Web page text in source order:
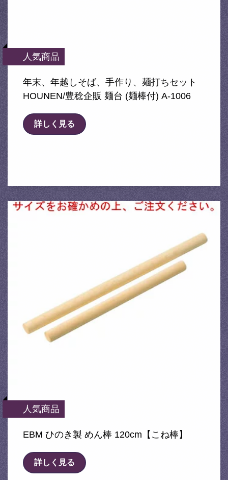
人気商品
年末、年越しそば、手作り、麺打ちセット
HOUNEN/豊稔企販 麺台 (麺棒付) A-1006
詳しく見る
人気商品
EBM ひのき製 めん棒 120cm【こね棒】
詳しく見る